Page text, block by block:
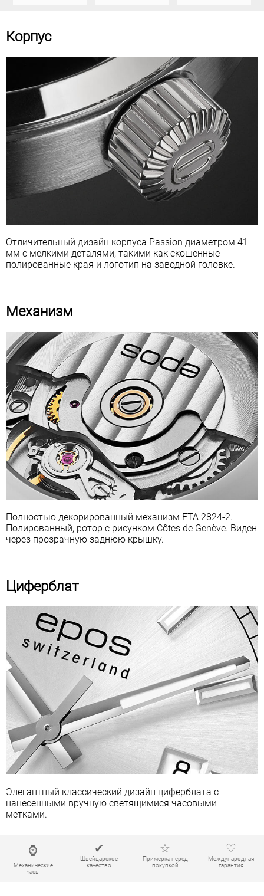
Корпус
Отличительный дизайн корпуса Passion диаметром 41
мм с мелкими деталями, такими как скошенные
полированные края и логотип на заводной головке.
Механизм
Полностью декорированный механизм ETA 2824-2.
Полированный, ротор с рисунком Côtes de Genève. Виден
через прозрачную заднюю крышку.
Циферблат
Элегантный классический дизайн циферблата с
нанесенными вручную светящимися часовыми
метками.
⌚
Механические
часы
✔
Швейцарское
качество
☆
Примерка перед
покупкой
♡
Международная
гарантия